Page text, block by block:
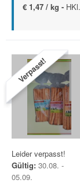
€ 1,47 / kg -
Verpasst!
Leider verpasst!
Gültig: 30.08. -
05.09.